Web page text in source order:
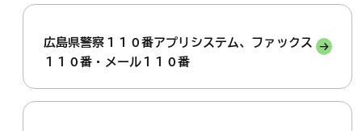
広島県警察１１０番アプリシステム、ファックス
１１０番・メール１１０番